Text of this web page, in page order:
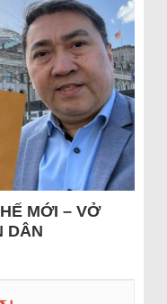
MỚI – VỞ
DÂN